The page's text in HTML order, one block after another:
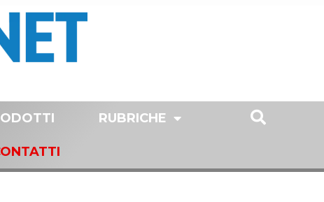
RUBRICHE